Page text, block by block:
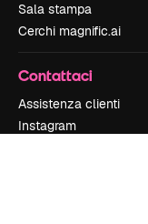
Sala stampa
Cerchi magnific.ai
Contattaci
Assistenza clienti
Instagram